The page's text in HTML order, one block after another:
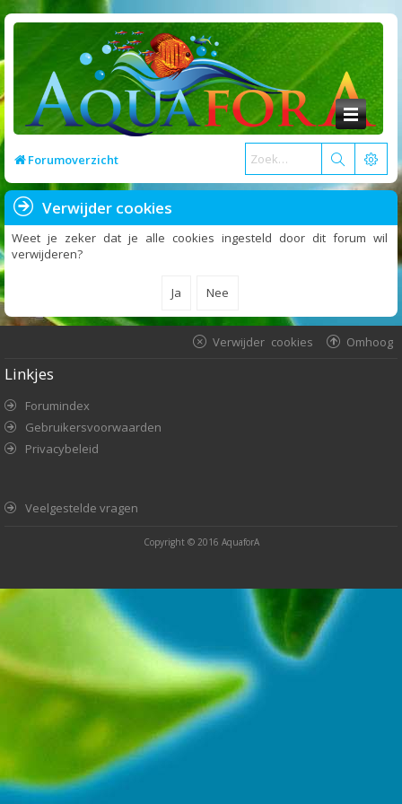
Forumoverzicht
Verwijder cookies
Weet je zeker dat je alle cookies ingesteld door dit forum wil
verwijderen?
Omhoog
Verwijder cookies
Linkjes
Forumindex
Gebruikersvoorwaarden
Privacybeleid
Veelgestelde vragen
Copyright © 2016 AquaforA